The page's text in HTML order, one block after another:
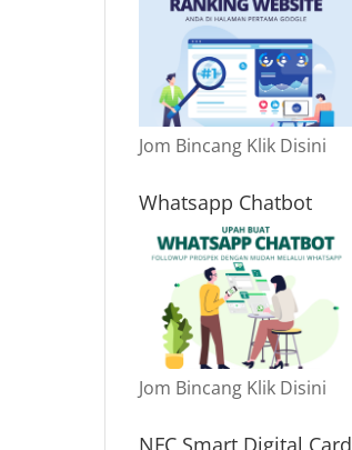
Jom Bincang Klik Disini
Whatsapp Chatbot
Jom Bincang Klik Disini
NFC Smart Digital Card